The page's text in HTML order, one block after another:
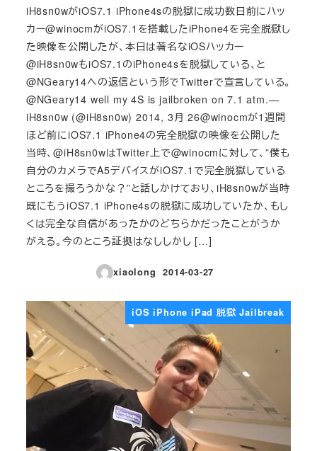
iH8sn0wがiOS7.1 iPhone4sの脱獄に成功数日前にハッ
カー@winocmがiOS7.1を搭載したiPhone4を完全脱獄し
た映像を公開したが、本日は著名なiOSハッカー
@iH8sn0wもiOS7.1のiPhone4sを脱獄している、と
@NGeary14への返信という形でTwitterで宣言している。
@NGeary14 well my 4S is jailbroken on 7.1 atm.—
iH8sn0w (@iH8sn0w) 2014, 3月 26@winocmが1週間
ほど前にiOS7.1 iPhone4の完全脱獄の映像を公開した
当時、@iH8sn0wはTwitter上で@winocmに対して、”僕も
自分のカメラでA5デバイスがiOS7.1で完全脱獄している
ところを撮ろうかな？”と話しかけており、iH8sn0wが当時
既にもうiOS7.1 iPhone4sの脱獄に成功していたか、もし
くは完全な自信があったかのどちらかだったことがうか
がえる。今のところ証拠はなししかし […]
xiaolong
投稿日
2014-03-27
iOS iPhone iPad 脱獄 Jailbreak